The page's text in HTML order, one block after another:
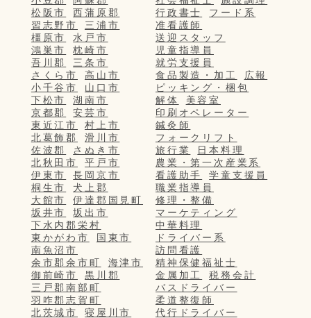
松阪市
西蒲原郡
習志野市
三浦市
橿原市
水戸市
鴻巣市
枕崎市
吾川郡
三条市
さくら市
高山市
小千谷市
山口市
下松市
湖南市
京都郡
安芸市
東近江市
村上市
北葛飾郡
滑川市
佐波郡
さぬき市
北秋田市
平戸市
伊東市
長岡京市
桐生市
犬上郡
大館市
伊達郡国見町
坂井市
坂出市
下水内郡栄村
東かがわ市
国東市
南魚沼市
余市郡余市町
海津市
御前崎市
黒川郡
三戸郡南部町
羽咋郡志賀町
北茨城市
寝屋川市
行政書士
フード系
准看護師
送迎スタッフ
児童指導員
就労支援員
食品製造・加工
広報
ピッキング・梱包
解体
美容室
印刷オペレーター
鍼灸師
フォークリフト
旅行業
日本料理
農業・第一次産業系
看護助手
学童支援員
職業指導員
修理・整備
マーケティング
中華料理
ドライバー系
訪問看護
精神保健福祉士
金属加工
税務会計
バスドライバー
柔道整復師
代行ドライバー